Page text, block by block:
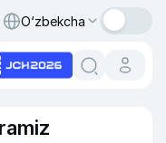
O‘zbekcha